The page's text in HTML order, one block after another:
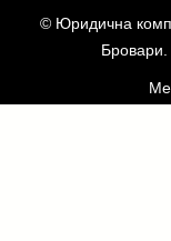
© Юридична